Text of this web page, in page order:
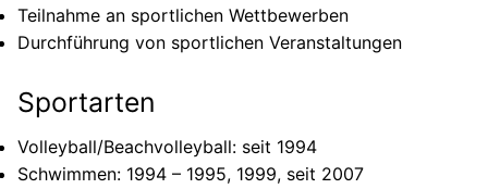
Teilnahme an sportlichen Wettbewerben
Durchführung von sportlichen Veranstaltungen
Sportarten
Volleyball/Beachvolleyball: seit 1994
Schwimmen: 1994 – 1995, 1999, seit 2007